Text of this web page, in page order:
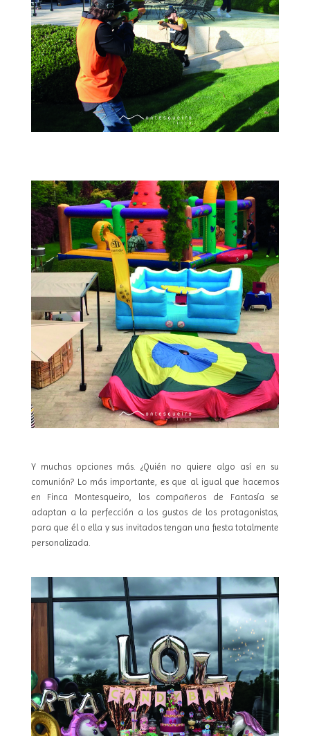
Y muchas opciones más. ¿Quién no quiere algo así en su
comunión? Lo más importante, es que al igual que hacemos
en Finca Montesqueiro, los compañeros de Fantasía se
adaptan a la perfección a los gustos de los protagonistas,
para que él o ella y sus invitados tengan una fiesta totalmente
personalizada.